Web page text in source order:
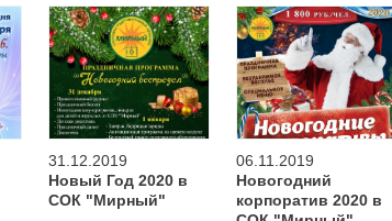
31.12.2019
Новый Год 2020 в
СОК "Мирный"
06.11.2019
Новогодний
корпоратив 2020 в